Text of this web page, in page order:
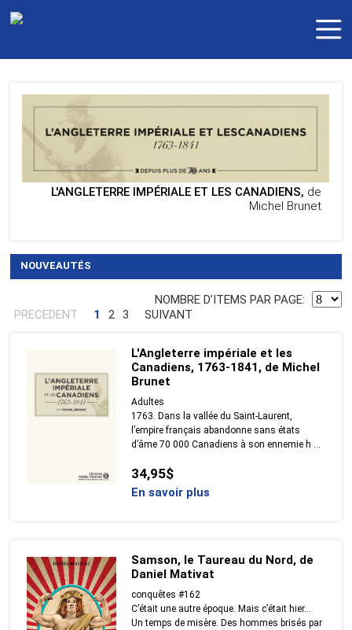
L'ANGLETERRE IMPÉRIALE ET LES CANADIENS, de
Michel Brunet
NOUVEAUTÉS
NOMBRE DʼITEMS PAR PAGE:
PRECEDENT
1 2 3 SUIVANT
L'Angleterre impériale et les
Canadiens, 1763-1841, de Michel
Brunet
Adultes
1763. Dans la vallée du Saint-Laurent,
l’empire français abandonne sans états
d’âme 70 000 Canadiens à son ennemie h ...
34,95$
En savoir plus
Samson, le Taureau du Nord, de
Daniel Mativat
conquêtes #162
C’était une autre époque. Mais c’était hier…
Un temps de misère. Des hommes brisés par